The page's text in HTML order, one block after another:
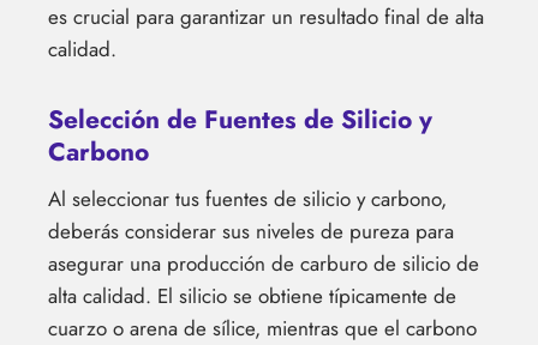
es crucial para garantizar un resultado final de alta
calidad.
Selección de Fuentes de Silicio y
Carbono
Al seleccionar tus fuentes de silicio y carbono,
deberás considerar sus niveles de pureza para
asegurar una producción de carburo de silicio de
alta calidad. El silicio se obtiene típicamente de
cuarzo o arena de sílice, mientras que el carbono